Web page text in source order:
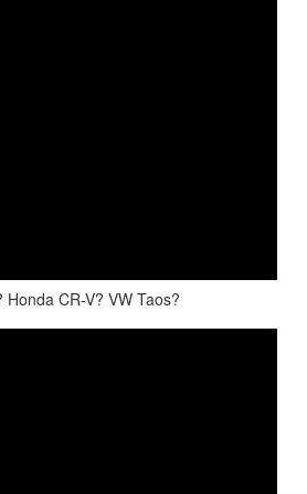
CR-V? VW Taos?